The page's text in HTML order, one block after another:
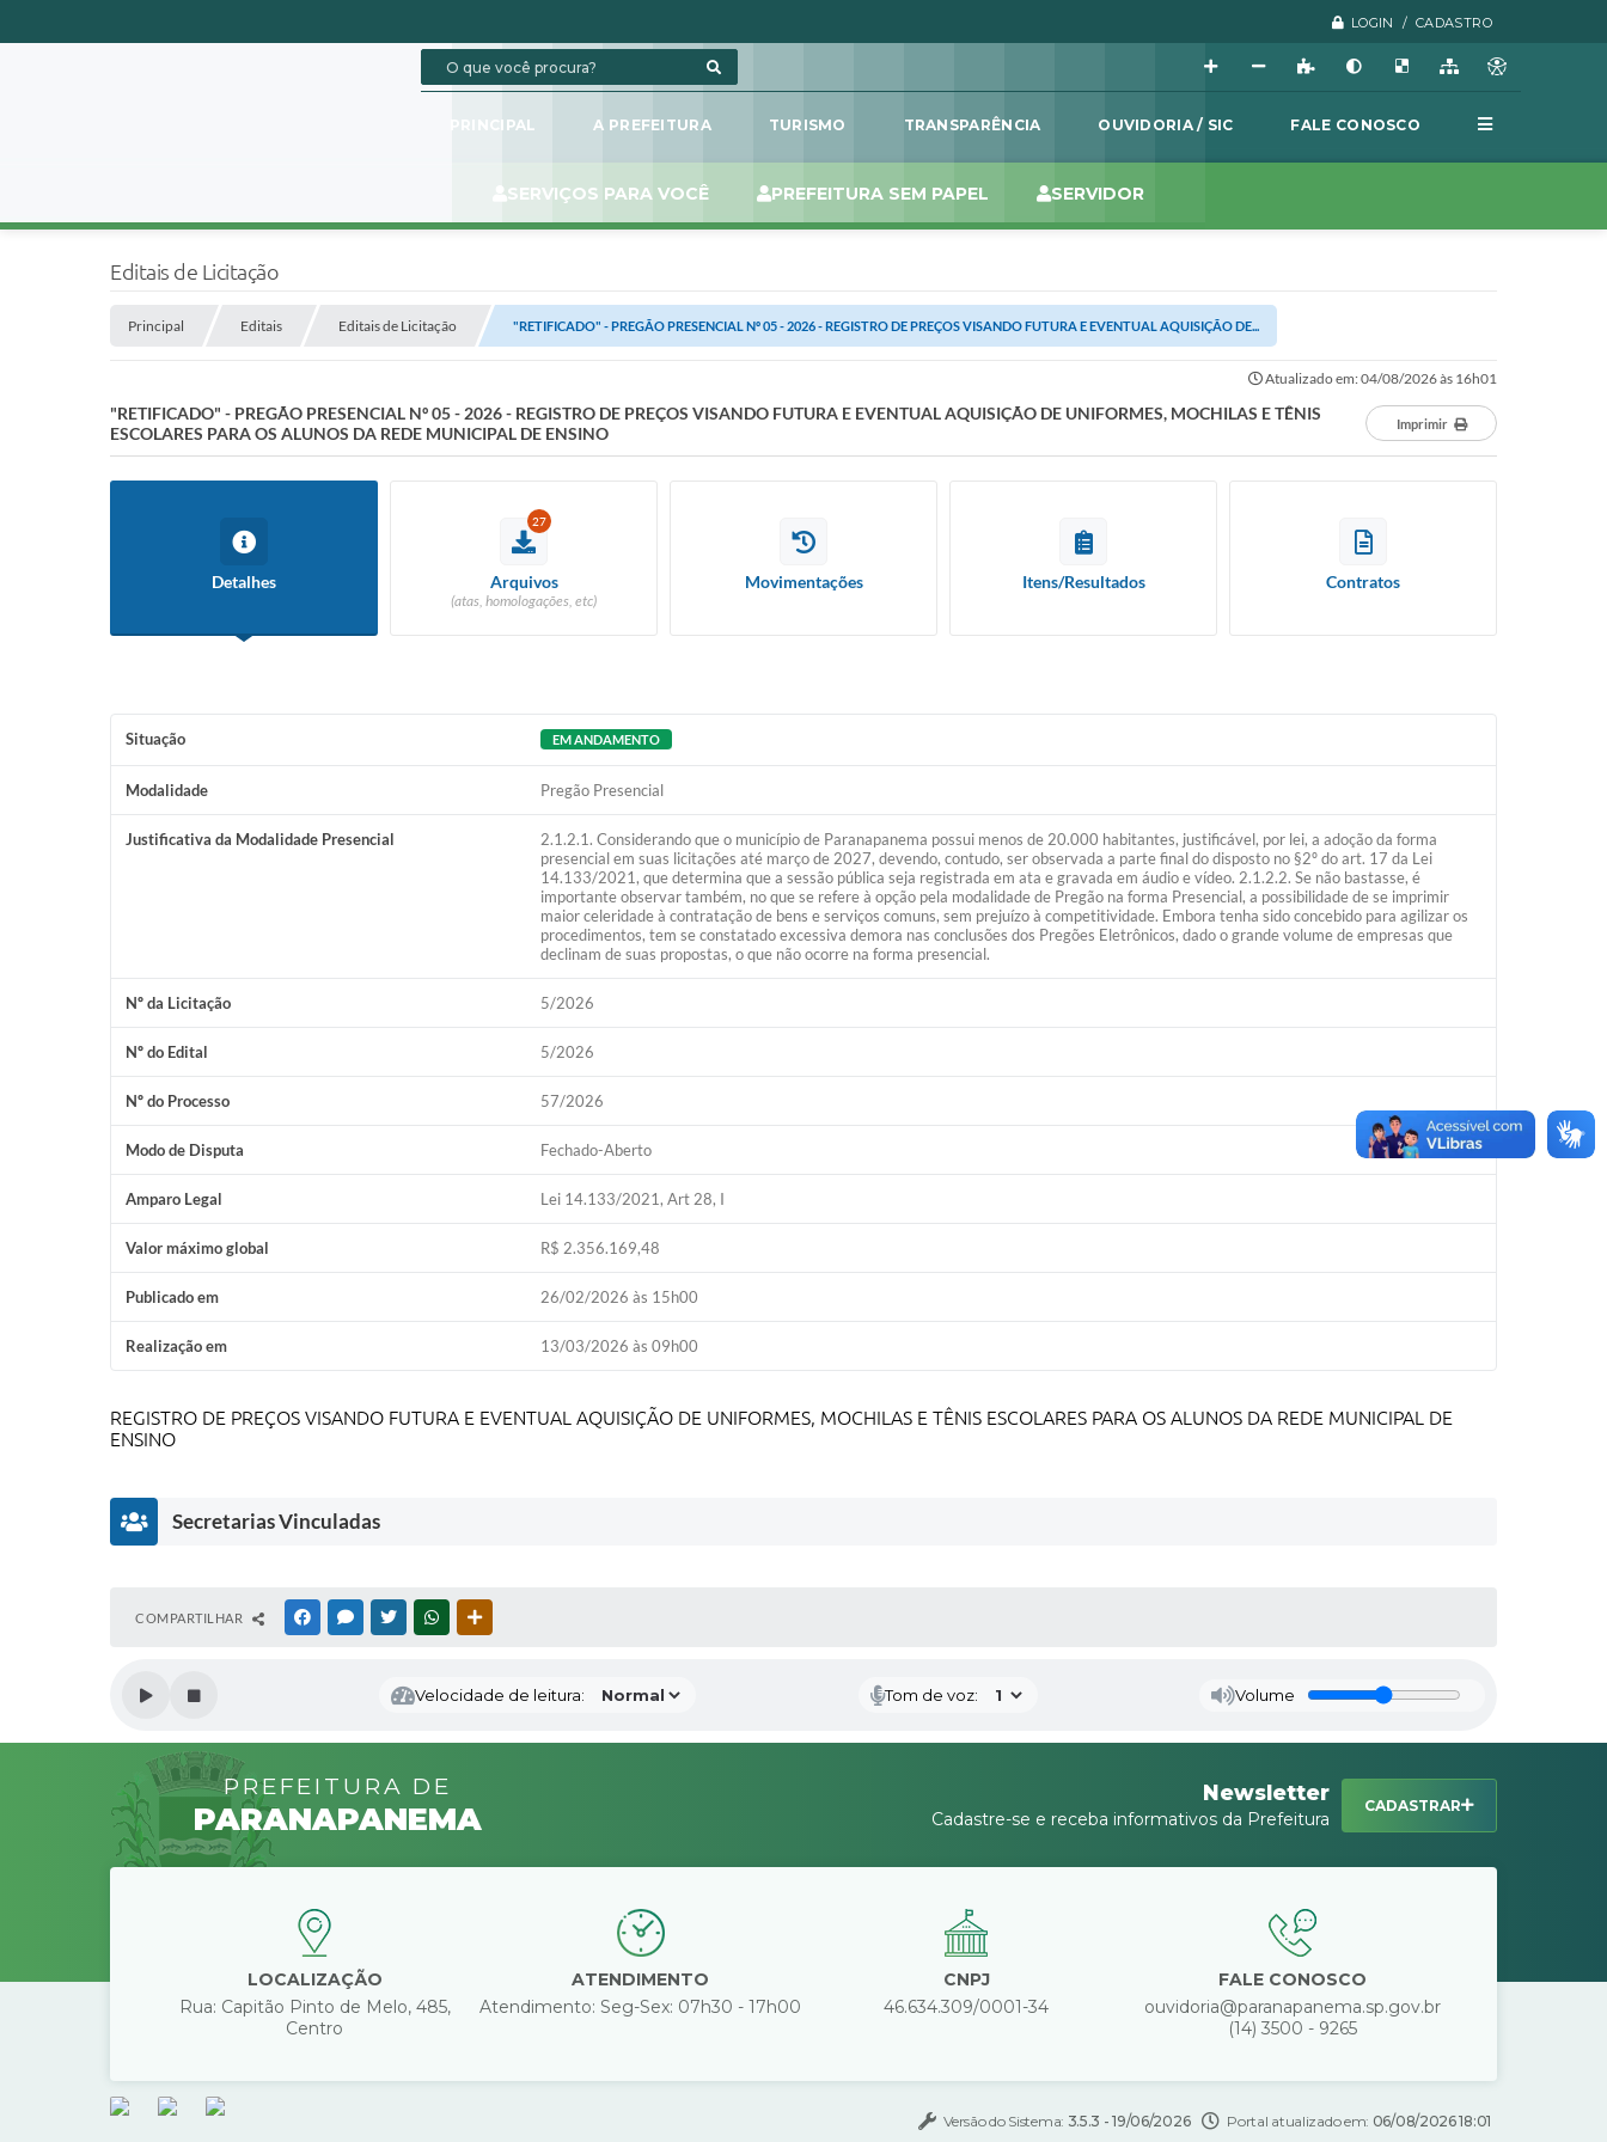
LOGIN / CADASTRO
PRINCIPAL A PREFEITURA TURISMO TRANSPARÊNCIA OUVIDORIA / SIC FALE CONOSCO
SERVIÇOS PARA VOCÊ PREFEITURA SEM PAPEL SERVIDOR
Editais de Licitação
Principal Editais Editais de Licitação "RETIFICADO" - PREGÃO PRESENCIAL Nº 05 - 2026 - REGISTRO DE PREÇOS VISANDO FUTURA E EVENTUAL AQUISIÇÃO DE...
Atualizado em: 04/08/2026 às 16h01
"RETIFICADO" - PREGÃO PRESENCIAL Nº 05 - 2026 - REGISTRO DE PREÇOS VISANDO FUTURA E EVENTUAL AQUISIÇÃO DE UNIFORMES, MOCHILAS E TÊNIS
ESCOLARES PARA OS ALUNOS DA REDE MUNICIPAL DE ENSINO
Imprimir
Detalhes
27
Arquivos
(atas, homologações, etc)
Movimentações Itens/Resultados Contratos
Situação EM ANDAMENTO
Modalidade Pregão Presencial
Justificativa da Modalidade Presencial
2.1.2.1. Considerando que o município de Paranapanema possui menos de 20.000 habitantes, justificável, por lei, a adoção da forma
presencial em suas licitações até março de 2027, devendo, contudo, ser observada a parte final do disposto no §2º do art. 17 da Lei
14.133/2021, que determina que a sessão pública seja registrada em ata e gravada em áudio e vídeo. 2.1.2.2. Se não bastasse, é
importante observar também, no que se refere à opção pela modalidade de Pregão na forma Presencial, a possibilidade de se imprimir
maior celeridade à contratação de bens e serviços comuns, sem prejuízo à competitividade. Embora tenha sido concebido para agilizar os
procedimentos, tem se constatado excessiva demora nas conclusões dos Pregões Eletrônicos, dado o grande volume de empresas que
declinam de suas propostas, o que não ocorre na forma presencial.
Nº da Licitação 5/2026
Nº do Edital 5/2026
Nº do Processo 57/2026
Modo de Disputa Fechado-Aberto
Amparo Legal Lei 14.133/2021, Art 28, I
Valor máximo global R$ 2.356.169,48
Publicado em 26/02/2026 às 15h00
Realização em 13/03/2026 às 09h00
REGISTRO DE PREÇOS VISANDO FUTURA E EVENTUAL AQUISIÇÃO DE UNIFORMES, MOCHILAS E TÊNIS ESCOLARES PARA OS ALUNOS DA REDE MUNICIPAL DE
ENSINO
Secretarias Vinculadas
e
a
a
d
a
d
c
a
ç
ã
o
A
s
COMPARTILHAR FACEBOOKMESSENGER
TWITTERWHATSAPP
Velocidade de leitura: Tom de voz: Volume
PREFEITURA DE
PARANAPANEMA
Newsletter
Cadastre-se e receba informativos da Prefeitura
CADASTRAR
LOCALIZAÇÃO
Rua: Capitão Pinto de Melo, 485,
Centro
ATENDIMENTO
Atendimento: Seg-Sex: 07h30 - 17h00
CNPJ
46.634.309/0001-34
FALE CONOSCO
ouvidoria@paranapanema.sp.gov.br
(14) 3500 - 9265
Versão do Sistema: 3.5.3 - 19/06/2026 Portal atualizado em: 06/08/2026 18:01